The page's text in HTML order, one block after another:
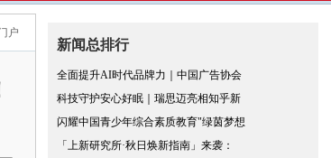
户
新闻总排行
全面提升AI时代品牌力｜中国广告协会
科技守护安心好眠｜瑞思迈亮相知乎新
闪耀中国青少年综合素质教育"绿茵梦想
「上新研究所·秋日焕新指南」来袭：